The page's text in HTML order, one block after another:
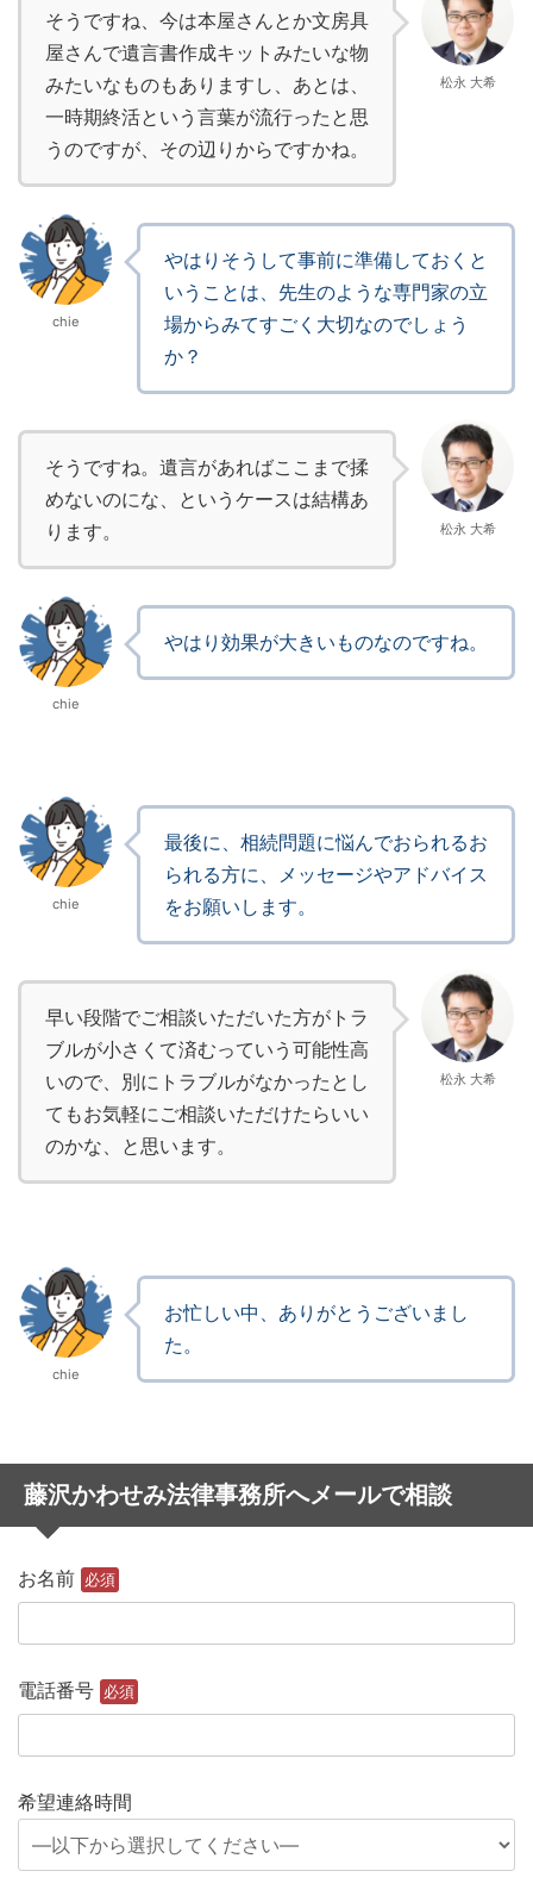
そうですね、今は本屋さんとか文房具
屋さんで遺言書作成キットみたいな物
みたいなものもありますし、あとは、
一時期終活という言葉が流行ったと思
うのですが、その辺りからですかね。
松永 大希
chie
やはりそうして事前に準備しておくと
いうことは、先生のような専門家の立
場からみてすごく大切なのでしょう
か？
そうですね。遺言があればここまで揉
めないのにな、というケースは結構あ
ります。
松永 大希
chie
やはり効果が大きいものなのですね。
chie
最後に、相続問題に悩んでおられるお
られる方に、メッセージやアドバイス
をお願いします。
早い段階でご相談いただいた方がトラ
ブルが小さくて済むっていう可能性高
いので、別にトラブルがなかったとし
てもお気軽にご相談いただけたらいい
のかな、と思います。
松永 大希
chie
お忙しい中、ありがとうございまし
た。
藤沢かわせみ法律事務所へメールで相談
お名前 必須
電話番号 必須
希望連絡時間